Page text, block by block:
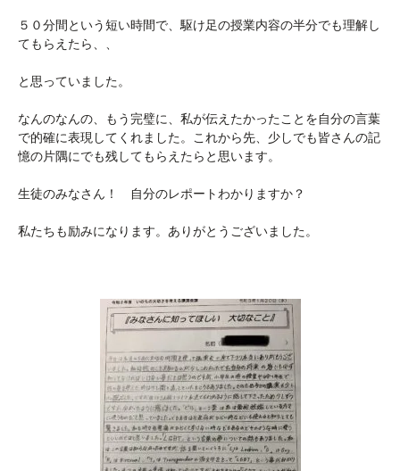
５０分間という短い時間で、駆け足の授業内容の半分でも理解し
てもらえたら、、
と思っていました。
なんのなんの、もう完璧に、私が伝えたかったことを自分の言葉
で的確に表現してくれました。これから先、少しでも皆さんの記
憶の片隅にでも残してもらえたらと思います。
生徒のみなさん！ 自分のレポートわかりますか？
私たちも励みになります。ありがとうございました。